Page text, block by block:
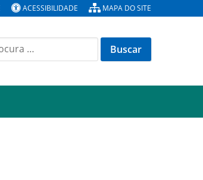
ACESSIBILIDADE MAPA DO SITE